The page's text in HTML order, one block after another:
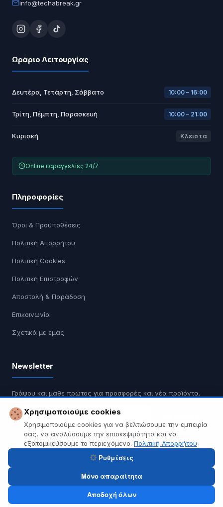
info@techabreak.gr
Ωράριο Λειτουργίας
Δευτέρα, Τετάρτη, Σάββατο 10:00 – 16:00
Τρίτη, Πέμπτη, Παρασκευή 10:00 – 21:00
Κυριακή Κλειστά
Online παραγγελίες 24/7
Πληροφορίες
Όροι & Προϋποθέσεις
Πολιτική Απορρήτου
Πολιτική Cookies
Πολιτική Επιστροφών
Αποστολή & Παράδοση
Επικοινωνία
Σχετικά με εμάς
Newsletter
Γράψου και μάθε πρώτος για προσφορές και νέα προϊόντα.
Δεν κάνουμε spam. Διαγραφή οποιαδήποτε στιγμή.
© 2026 Tech A Break — Built with WooCommerce.
Χρησιμοποιούμε cookies
Χρησιμοποιούμε cookies για να βελτιώσουμε την εμπειρία
σας, να αναλύσουμε την επισκεψιμότητα και να
εξατομικεύσουμε το περιεχόμενο. Πολιτική Απορρήτου
Ρυθμίσεις
Μόνο απαραίτητα
Αποδοχή όλων